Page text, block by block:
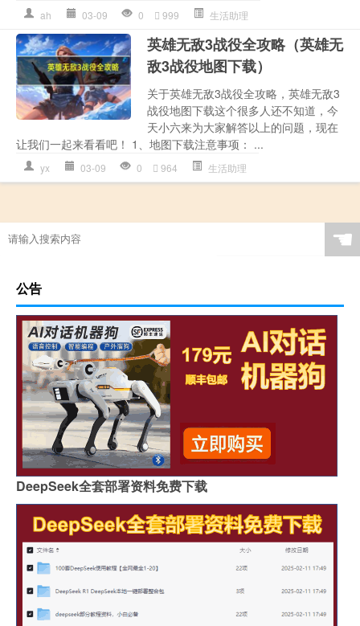
ah 03-09 0 999 生活助理
英雄无敌3战役全攻略（英雄无
敌3战役地图下载）
关于英雄无敌3战役全攻略，英雄无敌3
战役地图下载这个很多人还不知道，今
天小六来为大家解答以上的问题，现在
让我们一起来看看吧！ 1、地图下载注意事项： ...
yx 03-09 0 964 生活助理
☚
公告
DeepSeek全套部署资料免费下载